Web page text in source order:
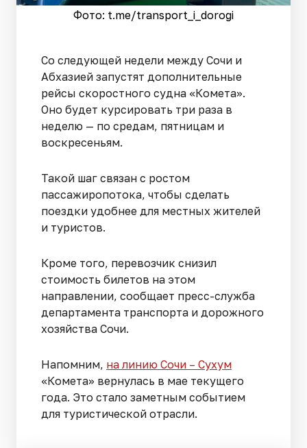
Фото: t.me/transport_i_dorogi
Со следующей недели между Сочи и
Абхазией запустят дополнительные
рейсы скоростного судна «Комета».
Оно будет курсировать три раза в
неделю — по средам, пятницам и
воскресеньям.
Такой шаг связан с ростом
пассажиропотока, чтобы сделать
поездки удобнее для местных жителей
и туристов.
Кроме того, перевозчик снизил
стоимость билетов на этом
направлении, сообщает пресс-служба
департамента транспорта и дорожного
хозяйства Сочи.
Напомним, на линию Сочи – Сухум
«Комета» вернулась в мае текущего
года. Это стало заметным событием
для туристической отрасли.